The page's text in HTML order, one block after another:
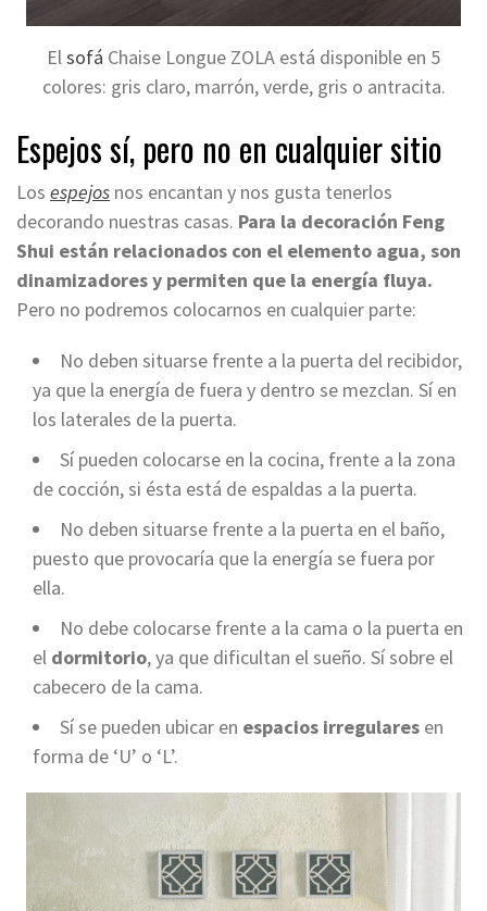
Elsofá Chaise Longue ZOLA está disponible en 5
colores: gris claro, marrón, verde, gris o antracita.
Espejos sí, pero no en cualquier sitio
Los espejos nos encantan y nos gusta tenerlos
decorando nuestras casas. Para la decoración Feng
Shui están relacionados con el elemento agua, son
dinamizadores y permiten que la energía fluya.
Pero no podremos colocarnos en cualquier parte:
No deben situarse frente a la puerta del recibidor,
ya que la energía de fuera y dentro se mezclan. Sí en
los laterales de la puerta.
Sí pueden colocarse en la cocina, frente a la zona
de cocción, si ésta está de espaldas a la puerta.
No deben situarse frente a la puerta en el baño,
puesto que provocaría que la energía se fuera por
ella.
No debe colocarse frente a la cama o la puerta en
el dormitorio, ya que dificultan el sueño. Sí sobre el
cabecero de la cama.
Sí se pueden ubicar en espacios irregulares en
forma de ‘U’ o ‘L’.